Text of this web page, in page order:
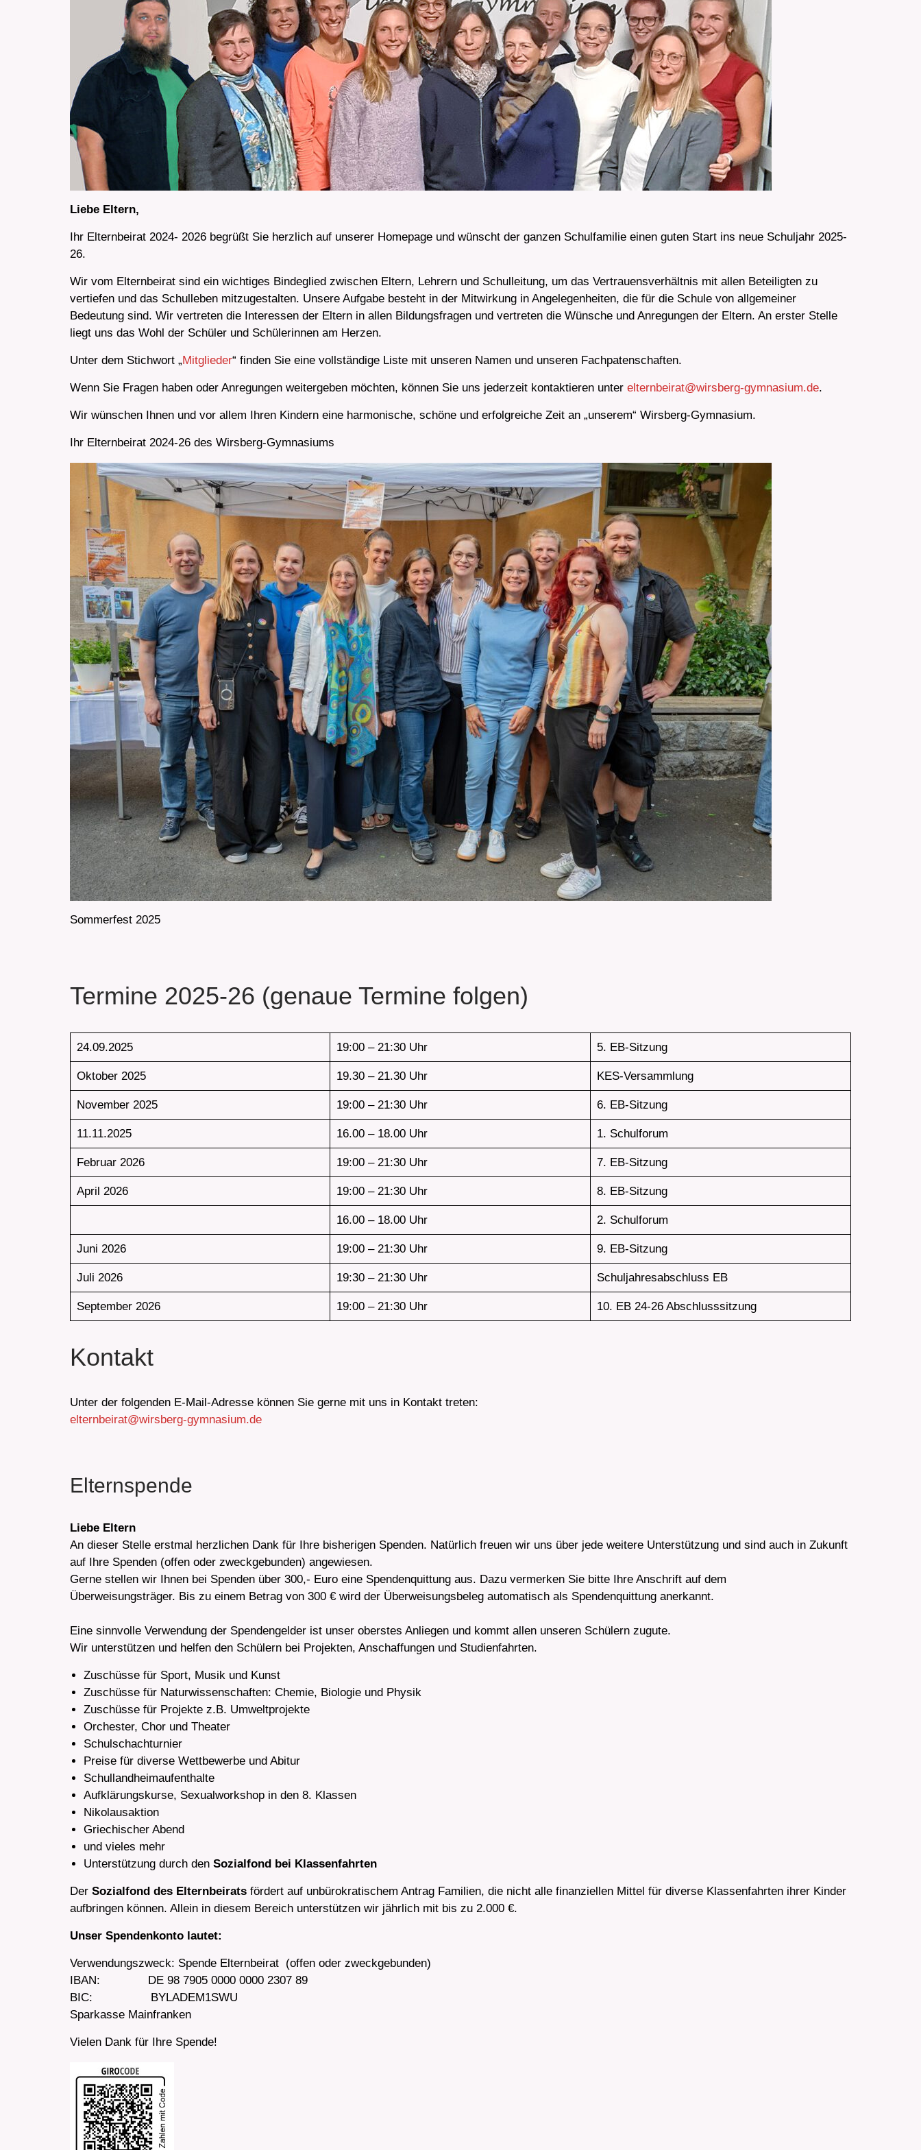
Liebe Eltern,
Ihr Elternbeirat 2024- 2026 begrüßt Sie herzlich auf unserer Homepage und wünscht der ganzen Schulfamilie einen guten Start ins neue Schuljahr 2025-
26.
Wir vom Elternbeirat sind ein wichtiges Bindeglied zwischen Eltern, Lehrern und Schulleitung, um das Vertrauensverhältnis mit allen Beteiligten zu
vertiefen und das Schulleben mitzugestalten. Unsere Aufgabe besteht in der Mitwirkung in Angelegenheiten, die für die Schule von allgemeiner
Bedeutung sind. Wir vertreten die Interessen der Eltern in allen Bildungsfragen und vertreten die Wünsche und Anregungen der Eltern. An erster Stelle
liegt uns das Wohl der Schüler und Schülerinnen am Herzen.
Unter dem Stichwort „Mitglieder“ finden Sie eine vollständige Liste mit unseren Namen und unseren Fachpatenschaften.
Wenn Sie Fragen haben oder Anregungen weitergeben möchten, können Sie uns jederzeit kontaktieren unter elternbeirat@wirsberg-gymnasium.de.
Wir wünschen Ihnen und vor allem Ihren Kindern eine harmonische, schöne und erfolgreiche Zeit an „unserem“ Wirsberg-Gymnasium.
Ihr Elternbeirat 2024-26 des Wirsberg-Gymnasiums
Sommerfest 2025
Termine 2025-26 (genaue Termine folgen)
24.09.2025 19:00 – 21:30 Uhr 5. EB-Sitzung
Oktober 2025 19.30 – 21.30 Uhr KES-Versammlung
November 2025 19:00 – 21:30 Uhr 6. EB-Sitzung
11.11.2025 16.00 – 18.00 Uhr 1. Schulforum
Februar 2026 19:00 – 21:30 Uhr 7. EB-Sitzung
April 2026 19:00 – 21:30 Uhr 8. EB-Sitzung
16.00 – 18.00 Uhr 2. Schulforum
Juni 2026 19:00 – 21:30 Uhr 9. EB-Sitzung
Juli 2026 19:30 – 21:30 Uhr Schuljahresabschluss EB
September 2026 19:00 – 21:30 Uhr 10. EB 24-26 Abschlusssitzung
Kontakt
Unter der folgenden E-Mail-Adresse können Sie gerne mit uns in Kontakt treten:
elternbeirat@wirsberg-gymnasium.de
Elternspende
Liebe Eltern
An dieser Stelle erstmal herzlichen Dank für Ihre bisherigen Spenden. Natürlich freuen wir uns über jede weitere Unterstützung und sind auch in Zukunft
auf Ihre Spenden (offen oder zweckgebunden) angewiesen.
Gerne stellen wir Ihnen bei Spenden über 300,- Euro eine Spendenquittung aus. Dazu vermerken Sie bitte Ihre Anschrift auf dem
Überweisungsträger. Bis zu einem Betrag von 300 € wird der Überweisungsbeleg automatisch als Spendenquittung anerkannt.
Eine sinnvolle Verwendung der Spendengelder ist unser oberstes Anliegen und kommt allen unseren Schülern zugute.
Wir unterstützen und helfen den Schülern bei Projekten, Anschaffungen und Studienfahrten.
Zuschüsse für Sport, Musik und Kunst
Zuschüsse für Naturwissenschaften: Chemie, Biologie und Physik
Zuschüsse für Projekte z.B. Umweltprojekte
Orchester, Chor und Theater
Schulschachturnier
Preise für diverse Wettbewerbe und Abitur
Schullandheimaufenthalte
Aufklärungskurse, Sexualworkshop in den 8. Klassen
Nikolausaktion
Griechischer Abend
und vieles mehr
Unterstützung durch den Sozialfond bei Klassenfahrten
Der Sozialfond des Elternbeirats fördert auf unbürokratischem Antrag Familien, die nicht alle finanziellen Mittel für diverse Klassenfahrten ihrer Kinder
aufbringen können. Allein in diesem Bereich unterstützen wir jährlich mit bis zu 2.000 €.
Unser Spendenkonto lautet:
Verwendungszweck: Spende Elternbeirat (offen oder zweckgebunden)
IBAN: DE 98 7905 0000 0000 2307 89
BIC: BYLADEM1SWU
Sparkasse Mainfranken
Vielen Dank für Ihre Spende!